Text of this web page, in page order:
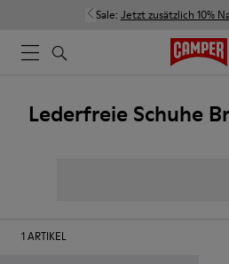
Sale: Jetzt zusätzlich 10%
Lederfreie Schuhe
1ARTIKEL